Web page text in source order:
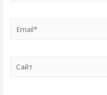
Email*
Сайт